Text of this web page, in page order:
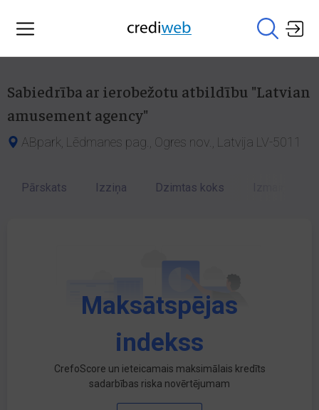
Sabiedrība ar ierobežotu atbildību "Latvian
amusement agency"
ABpark, Lēdmanes pag., Ogres nov., Latvija LV-5011
Pārskats Izziņa Dzimtas koks
Maksātspējas
indekss
CrefoScore un ieteicamais maksimālais kredīts
sadarbības riska novērtējumam